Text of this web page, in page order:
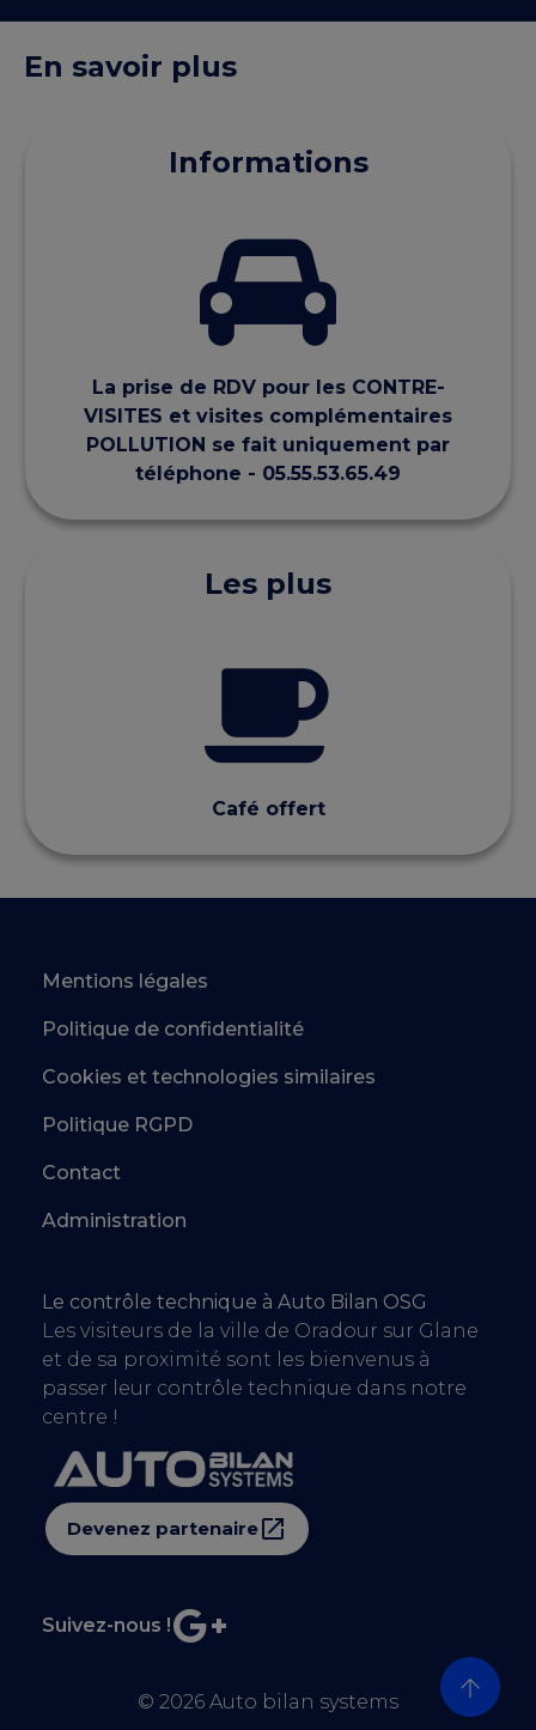
En savoir plus
Informations
La prise de RDV pour les CONTRE-
VISITES et visites complémentaires
POLLUTION se fait uniquement par
téléphone - 05.55.53.65.49
Les plus
Café offert
Mentions légales
Politique de confidentialité
Cookies et technologies similaires
Politique RGPD
Contact
Administration
Le contrôle technique à Auto Bilan OSG
Les visiteurs de la ville de Oradour sur Glane
et de sa proximité sont les bienvenus à
passer leur contrôle technique dans notre
centre !
Devenez partenaire
Suivez-nous !
© 2026 Auto bilan systems